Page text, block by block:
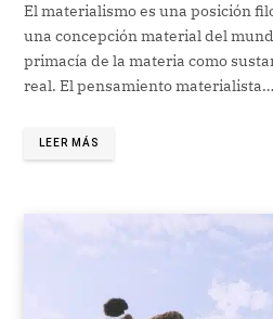
El materialismo es una posición
una concepción material del
primacía de la materia como
real. El pensamiento materialista…
LEER MÁS